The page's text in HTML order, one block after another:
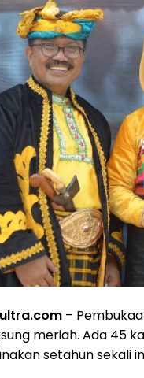
–
meriah. Ada 45
setahun sekali